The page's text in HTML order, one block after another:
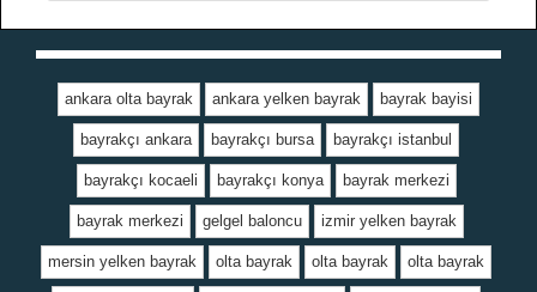
ankara olta bayrak ankara yelken bayrak bayrak bayisi
bayrakçı ankara bayrakçı bursa bayrakçı istanbul
bayrakçı kocaeli bayrakçı konya bayrak merkezi
bayrak merkezi gelgel baloncu izmir yelken bayrak
mersin yelken bayrak olta bayrak olta bayrak olta bayrak